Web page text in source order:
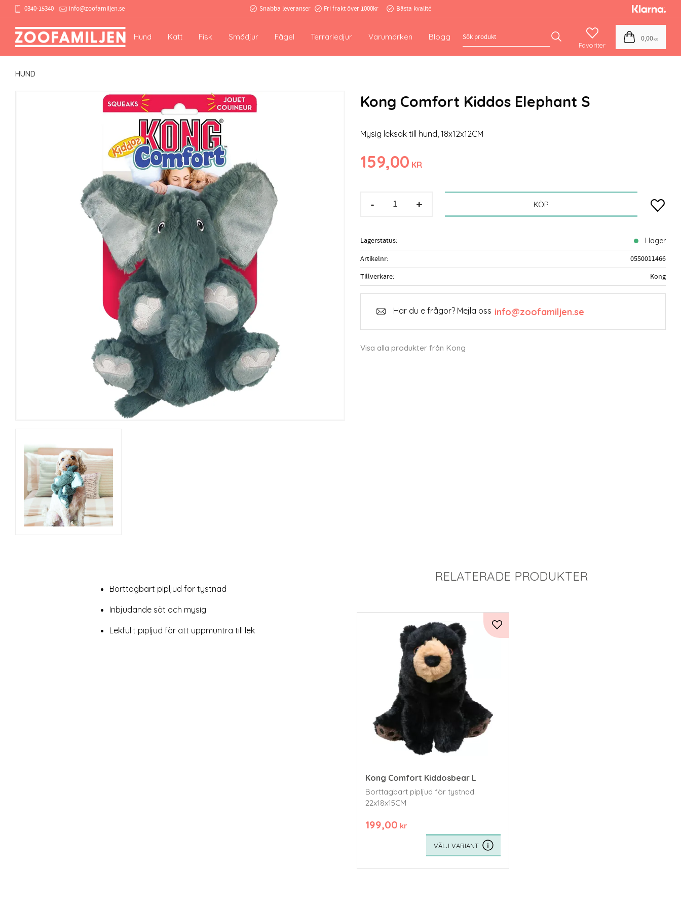
0340-15340 info@zoofamiljen.se Snabba leveranser Fri frakt över 1000kr Bästa kvalité
Hund Katt Fisk Smådjur Fågel Terrariedjur Varumärken Blogg FavoriterKundvagn
0,00KR
HUND
Kong Comfort Kiddos Elephant S
Mysig leksak till hund, 18x12x12CM
159,00 KR
+
- KÖP Lägg
Lagerstatus I lager
Artikelnr
0550011466
Tillverkare
Kong
Har du e frågor? Mejla oss info@zoofamiljen.se
Visa alla produkter från Kong
Borttagbart pipljud för tystnad
Inbjudande söt och mysig
Lekfullt pipljud för att uppmuntra till lek
RELATERADE PRODUKTER
Kong Comfort Kiddosbear L
Borttagbart pipljud för tystnad.
22x18x15CM
199,00 kr
Lägg till i favoriter